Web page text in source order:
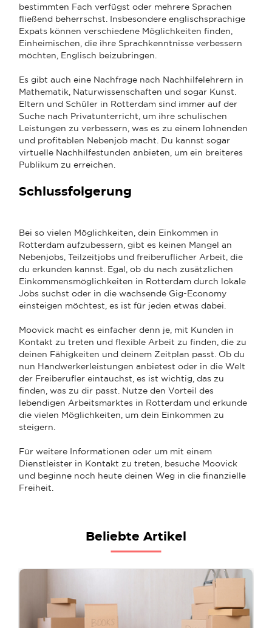
bestimmten Fach verfügst oder mehrere Sprachen
fließend beherrschst. Insbesondere englischsprachige
Expats können verschiedene Möglichkeiten finden,
Einheimischen, die ihre Sprachkenntnisse verbessern
möchten, Englisch beizubringen.
Es gibt auch eine Nachfrage nach Nachhilfelehrern in
Mathematik, Naturwissenschaften und sogar Kunst.
Eltern und Schüler in Rotterdam sind immer auf der
Suche nach Privatunterricht, um ihre schulischen
Leistungen zu verbessern, was es zu einem lohnenden
und profitablen Nebenjob macht. Du kannst sogar
virtuelle Nachhilfestunden anbieten, um ein breiteres
Publikum zu erreichen.
Schlussfolgerung
Bei so vielen Möglichkeiten, dein Einkommen in
Rotterdam aufzubessern, gibt es keinen Mangel an
Nebenjobs, Teilzeitjobs und freiberuflicher Arbeit, die
du erkunden kannst. Egal, ob du nach zusätzlichen
Einkommensmöglichkeiten in Rotterdam durch lokale
Jobs suchst oder in die wachsende Gig-Economy
einsteigen möchtest, es ist für jeden etwas dabei.
Moovick macht es einfacher denn je, mit Kunden in
Kontakt zu treten und flexible Arbeit zu finden, die zu
deinen Fähigkeiten und deinem Zeitplan passt. Ob du
nun Handwerkerleistungen anbietest oder in die Welt
der Freiberufler eintauchst, es ist wichtig, das zu
finden, was zu dir passt. Nutze den Vorteil des
lebendigen Arbeitsmarktes in Rotterdam und erkunde
die vielen Möglichkeiten, um dein Einkommen zu
steigern.
Für weitere Informationen oder um mit einem
Dienstleister in Kontakt zu treten, besuche Moovick
und beginne noch heute deinen Weg in die finanzielle
Freiheit.
Beliebte Artikel